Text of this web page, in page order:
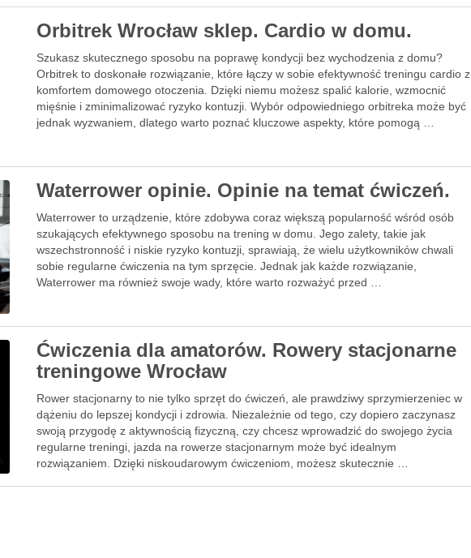
Orbitrek Wrocław sklep. Cardio w domu.
Szukasz skutecznego sposobu na poprawę kondycji bez wychodzenia z domu?
Orbitrek to doskonałe rozwiązanie, które łączy w sobie efektywność treningu cardio z
komfortem domowego otoczenia. Dzięki niemu możesz spalić kalorie, wzmocnić
mięśnie i zminimalizować ryzyko kontuzji. Wybór odpowiedniego orbitreka może być
jednak wyzwaniem, dlatego warto poznać kluczowe aspekty, które pomogą …
Waterrower opinie. Opinie na temat ćwiczeń.
Waterrower to urządzenie, które zdobywa coraz większą popularność wśród osób
szukających efektywnego sposobu na trening w domu. Jego zalety, takie jak
wszechstronność i niskie ryzyko kontuzji, sprawiają, że wielu użytkowników chwali
sobie regularne ćwiczenia na tym sprzęcie. Jednak jak każde rozwiązanie,
Waterrower ma również swoje wady, które warto rozważyć przed …
Ćwiczenia dla amatorów. Rowery stacjonarne
treningowe Wrocław
Rower stacjonarny to nie tylko sprzęt do ćwiczeń, ale prawdziwy sprzymierzeniec w
dążeniu do lepszej kondycji i zdrowia. Niezależnie od tego, czy dopiero zaczynasz
swoją przygodę z aktywnością fizyczną, czy chcesz wprowadzić do swojego życia
regularne treningi, jazda na rowerze stacjonarnym może być idealnym
rozwiązaniem. Dzięki niskoudarowym ćwiczeniom, możesz skutecznie …